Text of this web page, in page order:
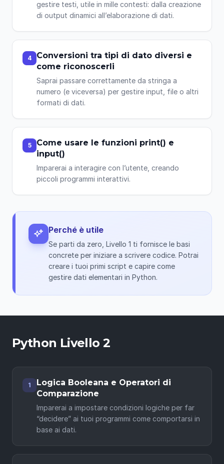
gestire testi, utile in mille contesti: dalla creazione
di output dinamici all’elaborazione di dati.
4
Conversioni tra tipi di dato diversi e
come riconoscerli
Saprai passare correttamente da stringa a
numero (e viceversa) per gestire input, file o altri
formati di dati.
5
Come usare le funzioni print() e
input()
Imparerai a interagire con l’utente, creando
piccoli programmi interattivi.
Perché è utile
Se parti da zero, Livello 1 ti fornisce le basi
concrete per iniziare a scrivere codice. Potrai
creare i tuoi primi script e capire come
gestire dati elementari in Python.
Python Livello 2
1
Logica Booleana e Operatori di
Comparazione
Imparerai a impostare condizioni logiche per far
“decidere” ai tuoi programmi come comportarsi in
base ai dati.